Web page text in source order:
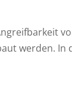
werden.